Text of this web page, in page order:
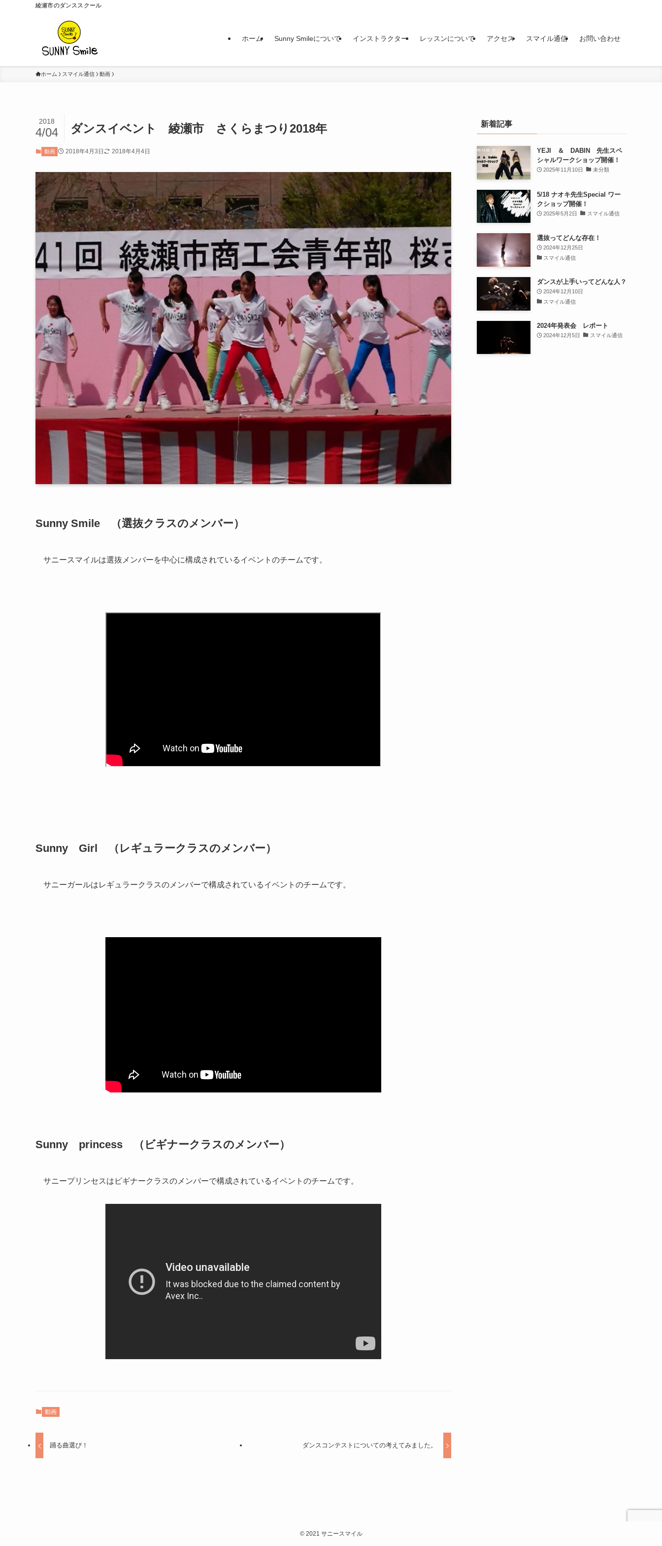
綾瀬市のダンススクール
ホーム Sunny Smileについて インストラクター レッスンについて アクセス スマイル通信 お問い合わせ
ホーム スマイル通信 動画
ダンスイベント 綾瀬市 さくらまつり2018年
2018
4/04
動画 2018年4月3日 2018年4月4日
Sunny Smile （選抜クラスのメンバー）
サニースマイルは選抜メンバーを中心に構成されているイベントのチームです。
Sunny Girl （レギュラークラスのメンバー）
サニーガールはレギュラークラスのメンバーで構成されているイベントのチームです。
Sunny princess （ビギナークラスのメンバー）
サニープリンセスはビギナークラスのメンバーで構成されているイベントのチームです。
動画
踊る曲選び！ ダンスコンテストについての考えてみました。
新着記事
YEJI ＆ DABIN 先生スペ
シャルワークショップ開催！
2025年11月10日 未分類
5/18 ナオキ先生Special ワー
クショップ開催！
2025年5月2日 スマイル通信
選抜ってどんな存在！
2024年12月25日
スマイル通信
ダンスが上手いってどんな人？
2024年12月10日
スマイル通信
2024年発表会 レポート
2024年12月5日 スマイル通信
©2021 サニースマイル